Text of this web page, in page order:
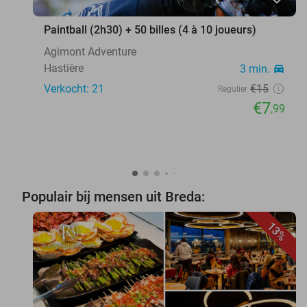
Paintball (2h30) + 50 billes (4 à 10 joueurs)
Agimont Adventure
Hastière
3 min. directions_car
Verkocht: 21 Regulier €15
€7,99
Populair bij mensen uit Breda:
13%